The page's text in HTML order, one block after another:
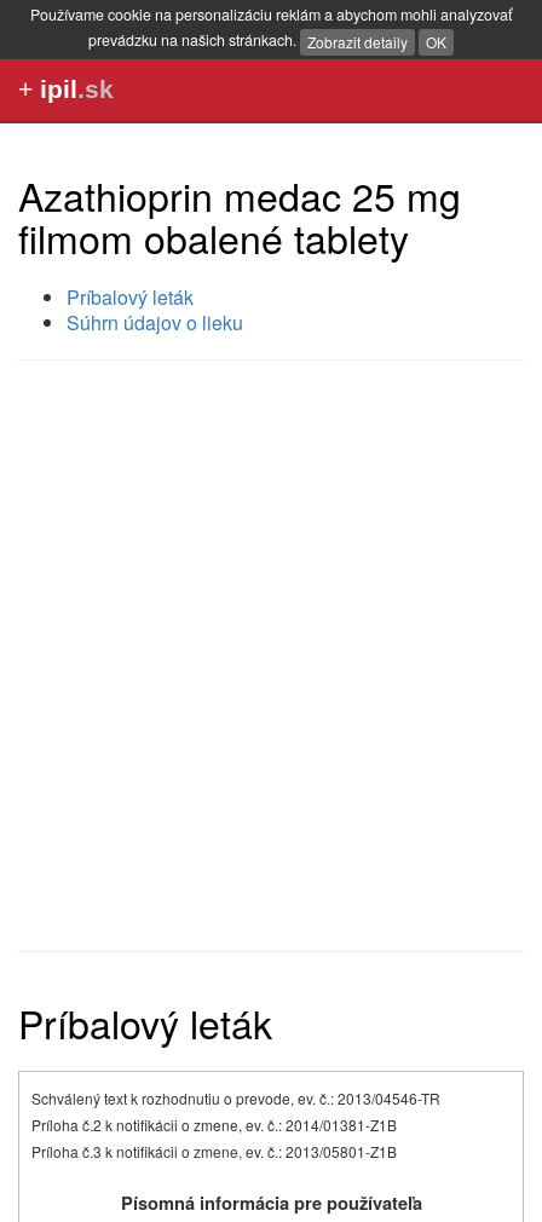
Používame cookie na personalizáciu reklám a abychom mohli analyzovať
prevádzku na našich stránkach. Zobrazit detaily OK
+ ipil.sk
Azathioprin medac 25 mg
filmom obalené tablety
Príbalový leták
Súhrn údajov o lieku
Príbalový leták
Schválený text k rozhodnutiu o prevode, ev. č.: 2013/04546-TR
Príloha č.2 k notifikácii o zmene, ev. č.: 2014/01381-Z1B
Príloha č.3 k notifikácii o zmene, ev. č.: 2013/05801-Z1B
Písomná informácia pre používateľa